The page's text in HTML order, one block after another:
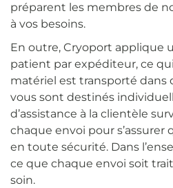
préparent les membres de
à vos besoins.
En outre, Cryoport applique
patient par expéditeur, ce
matériel est transporté dans
vous sont destinés
d’assistance à la clientèle
chaque envoi pour s’assurer
en toute sécurité. Dans
ce que chaque envoi soit
soin.